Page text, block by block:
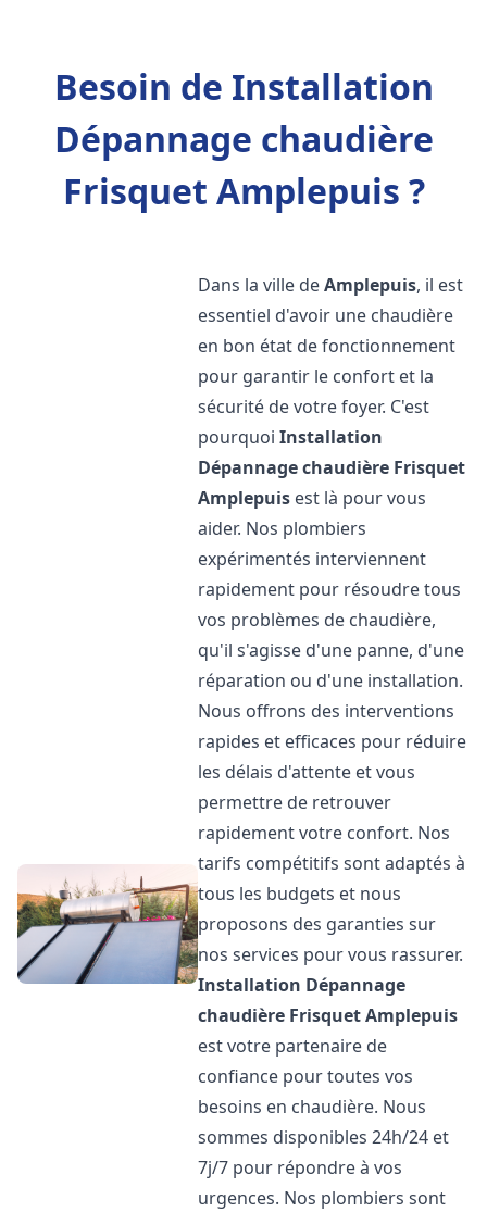
Besoin de Installation
Dépannage chaudière
Frisquet Amplepuis ?
Dans la ville deAmplepuis, il est
essentiel d'avoir une chaudière
en bon état de fonctionnement
pour garantir le confort et la
sécurité de votre foyer. C'est
pourquoiInstallation
Dépannage chaudière Frisquet
Amplepuis est là pour vous
aider. Nos plombiers
expérimentés interviennent
rapidement pour résoudre tous
vos problèmes de chaudière,
qu'il s'agisse d'une panne, d'une
réparation ou d'une installation.
Nous offrons des interventions
rapides et efficaces pour réduire
les délais d'attente et vous
permettre de retrouver
rapidement votre confort. Nos
tarifs compétitifs sont adaptés à
tous les budgets et nous
proposons des garanties sur
nos services pour vous rassurer.
Installation Dépannage
chaudière FrisquetAmplepuis
est votre partenaire de
confiance pour toutes vos
besoins en chaudière. Nous
sommes disponibles 24h/24 et
7j/7 pour répondre à vos
urgences. Nos plombiers sont